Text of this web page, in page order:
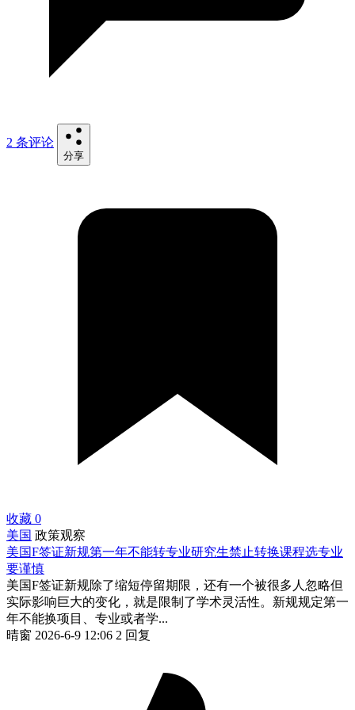
2 条评论
分享
收藏 0
美国 政策观察
美国F签证新规第一年不能转专业研究生禁止转换课程选专业
要谨慎
美国F签证新规除了缩短停留期限，还有一个被很多人忽略但
实际影响巨大的变化，就是限制了学术灵活性。新规规定第一
年不能换项目、专业或者学...
晴窗 2026-6-9 12:06 2 回复